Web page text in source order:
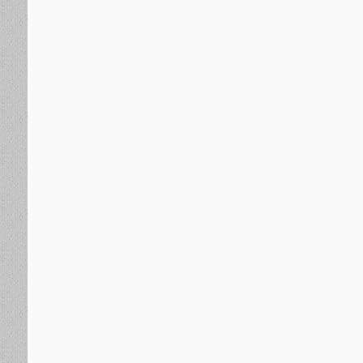
بولندا تصدر أعلى مستوى من التحذير